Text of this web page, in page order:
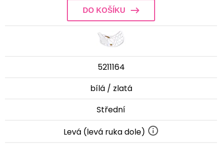
DO KOŠÍKU
5211164
bílá / zlatá
Střední
Levá (levá ruka dole)